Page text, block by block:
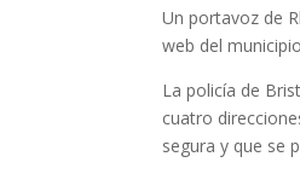
Un portavoz de
web del
La policía de
cuatro
segura y que se